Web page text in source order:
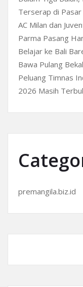
Terserap di
AC Milan dan
Parma Pasang
Belajar ke Bali
Bawa Pulang
Peluang Timnas
2026 Masih
premangila.biz.id